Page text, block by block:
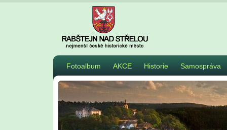
Fotoalbum AKCE Historie Samospráva